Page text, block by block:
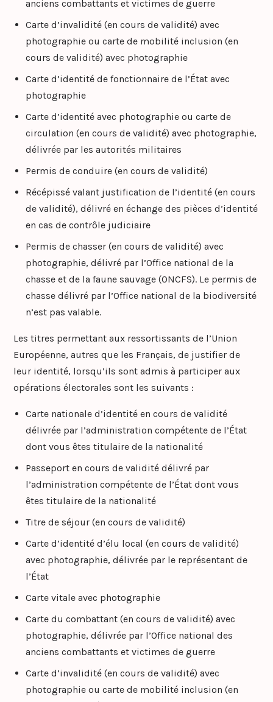
anciens combattants et victimes de guerre
Carte d’invalidité (en cours de validité) avec
photographie ou carte de mobilité inclusion (en
cours de validité) avec photographie
Carte d’identité de fonctionnaire de l’État avec
photographie
Carte d’identité avec photographie ou carte de
circulation (en cours de validité) avec photographie,
délivrée par les autorités militaires
Permis de conduire (en cours de validité)
Récépissé valant justification de l’identité (en cours
de validité), délivré en échange des pièces d’identité
en cas de contrôle judiciaire
Permis de chasser (en cours de validité) avec
photographie, délivré par l’Office national de la
chasse et de la faune sauvage (ONCFS). Le permis de
chasse délivré par l’Office national de la biodiversité
n’est pas valable.
Les titres permettant aux ressortissants de l’Union
Européenne, autres que les Français, de justifier de
leur identité, lorsqu’ils sont admis à participer aux
opérations électorales sont les suivants :
Carte nationale d’identité en cours de validité
délivrée par l’administration compétente de l’État
dont vous êtes titulaire de la nationalité
Passeport en cours de validité délivré par
l’administration compétente de l’État dont vous
êtes titulaire de la nationalité
Titre de séjour (en cours de validité)
Carte d’identité d’élu local (en cours de validité)
avec photographie, délivrée par le représentant de
l’État
Carte vitale avec photographie
Carte du combattant (en cours de validité) avec
photographie, délivrée par l’Office national des
anciens combattants et victimes de guerre
Carte d’invalidité (en cours de validité) avec
photographie ou carte de mobilité inclusion (en